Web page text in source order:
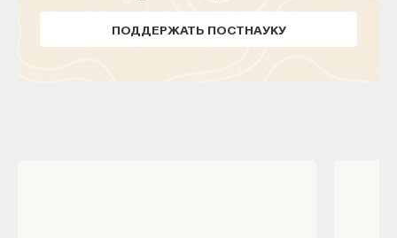
ПОДДЕРЖАТЬ ПОСТНАУКУ